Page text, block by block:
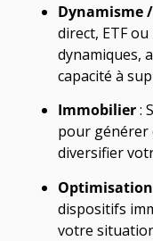
Dynamisme
direct, ETF
dynamiques,
capacité à
Immobilier:
pour générer
diversifier
dispositifs
votre